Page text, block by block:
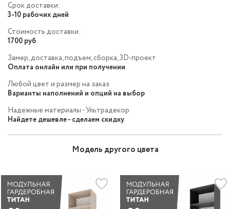
Срок доставки:
3-10 рабочих дней
Стоимость доставки:
1700 руб
Замер, доставка, подъем, сборка, 3D-проект
Оплата онлайн или при получении
Любой цвет и размер на заказ
Варианты наполнений и опций на выбор
Надежные материалы - Ультрадекор
Найдете дешевле - сделаем скидку
Модель другого цвета